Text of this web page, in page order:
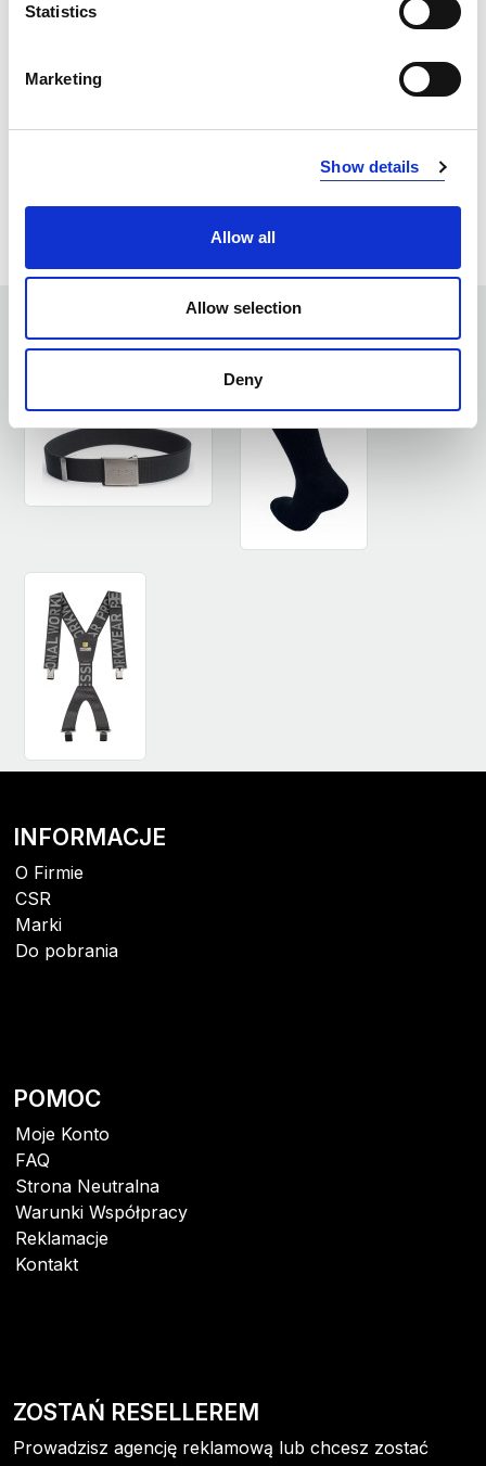
Statistics
Marketing
Show details
Allow all
Allow selection
Deny
Rozmiar
Mag. Centralny
ONE SIZE 0 903
ZALOGUJ SIĘ
INFORMACJE
O Firmie
CSR
Marki
Do pobrania
POMOC
Moje Konto
FAQ
Strona Neutralna
Warunki Współpracy
Reklamacje
Kontakt
ZOSTAŃ RESELLEREM
Prowadzisz agencję reklamową lub chcesz zostać